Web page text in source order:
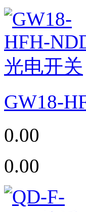
GW18-
0.00
0.00